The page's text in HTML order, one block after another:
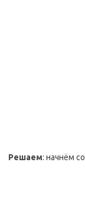
Решаем: начнём